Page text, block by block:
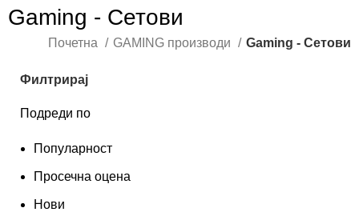
Gaming - Сетови
Почетна GAMING производи Gaming - Сетови
Филтрирај
Подреди по
Популарност
Просечна оцена
Нови